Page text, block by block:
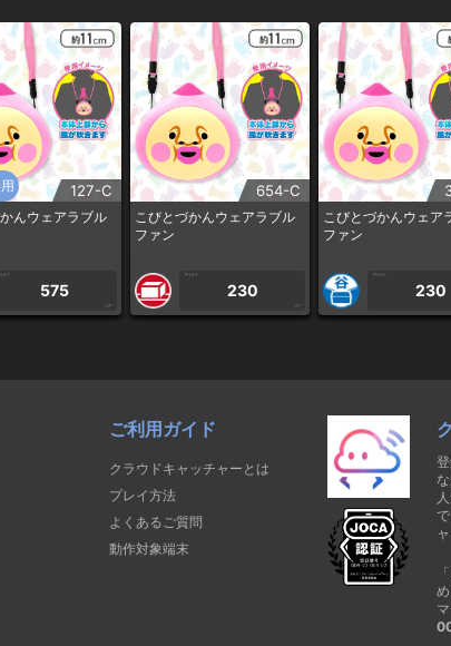
127-C
んウェアラブル
575
CP
654-C
こびとづかんウェアラブル
ファン
1PLAY
230
CP
こびとづかんウェア
ファン
1PLAY
230
ご利用ガイド
クラウドキャッチャーとは
プレイ方法
よくあるご質問
動作対象端末